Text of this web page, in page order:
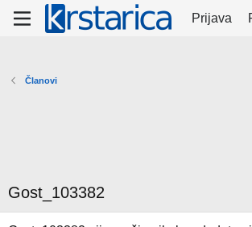
Prijava
Članovi
Gost_103382